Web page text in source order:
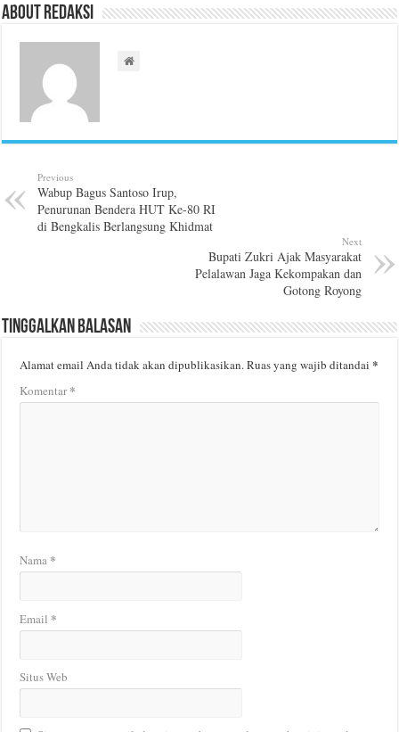
About Redaksi
Previous
Wabup Bagus Santoso Irup,
Penurunan Bendera HUT Ke-80 RI
di Bengkalis Berlangsung Khidmat
Next
Bupati Zukri Ajak Masyarakat
Pelalawan Jaga Kekompakan dan
Gotong Royong
Tinggalkan Balasan
Alamat email Anda tidak akan dipublikasikan.Ruas yang wajib ditandai*
Komentar*
Nama *
Email *
Situs Web